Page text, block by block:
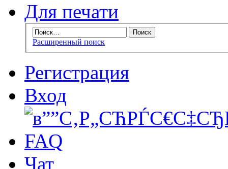
Для печати
Расширенный поиск
Регистрация
Вход
FAQ
Чат